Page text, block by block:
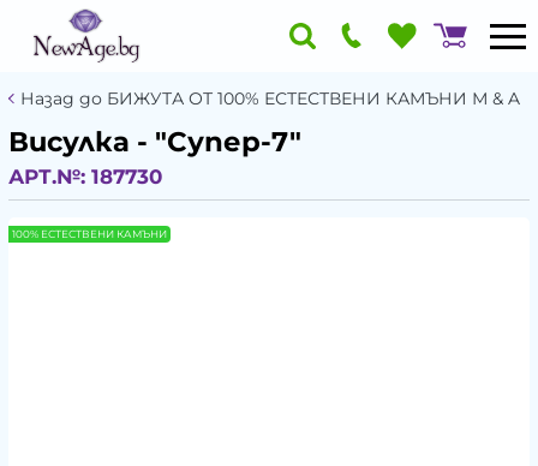
Назад до БИЖУТА ОТ 100% ЕСТЕСТВЕНИ КАМЪНИ М & A
Висулка - "Супер-7"
АРТ.№: 187730
100% ЕСТЕСТВЕНИ КАМЪНИ